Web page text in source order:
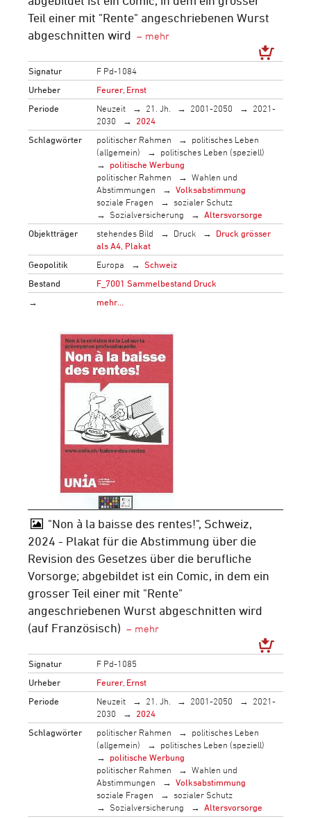
Teil einer mit "Rente" angeschriebenen Wurst
abgeschnitten wird
Signatur
F Pd-1084
Urheber
Feurer, Ernst
Periode
Neuzeit 21. Jh. 2001-2050
2021-
2030
2024
Schlagwörter
politischer Rahmen
politisches Leben
(allgemein)
politisches Leben (speziell)
politische Werbung
politischer Rahmen
Wahlen und
Abstimmungen
Volksabstimmung
soziale Fragen
sozialer Schutz
Sozialversicherung
Altersvorsorge
Objektträger
stehendes Bild Druck
Druck grösser
als A4, Plakat
Geopolitik
Europa
Schweiz
Bestand
F_7001 Sammelbestand Druck
→
mehr…
"Non à la baisse des rentes!", Schweiz,
2024 - Plakat für die Abstimmung über die
Revision des Gesetzes über die berufliche
Vorsorge; abgebildet ist ein Comic, in dem ein
grosser Teil einer mit "Rente"
angeschriebenen Wurst abgeschnitten wird
(auf Französisch)
Signatur
F Pd-1085
Urheber
Feurer, Ernst
Periode
Neuzeit 21. Jh. 2001-2050
2021-
2030
2024
Schlagwörter
politischer Rahmen
politisches Leben
(allgemein)
politisches Leben (speziell)
politische Werbung
politischer Rahmen
Wahlen und
Abstimmungen
Volksabstimmung
soziale Fragen
sozialer Schutz
Sozialversicherung
Altersvorsorge